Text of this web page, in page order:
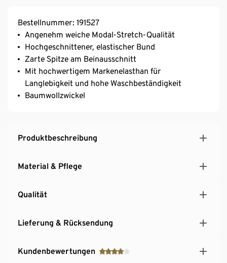
Bestellnummer: 191527
Angenehm weiche Modal-Stretch-Qualität
Hochgeschnittener, elastischer Bund
Zarte Spitze am Beinausschnitt
Mit hochwertigem Markenelasthan für
Langlebigkeit und hohe Waschbeständigkeit
Baumwollzwickel
Produktbeschreibung
Material & Pflege
Qualität
Lieferung & Rücksendung
Kundenbewertungen